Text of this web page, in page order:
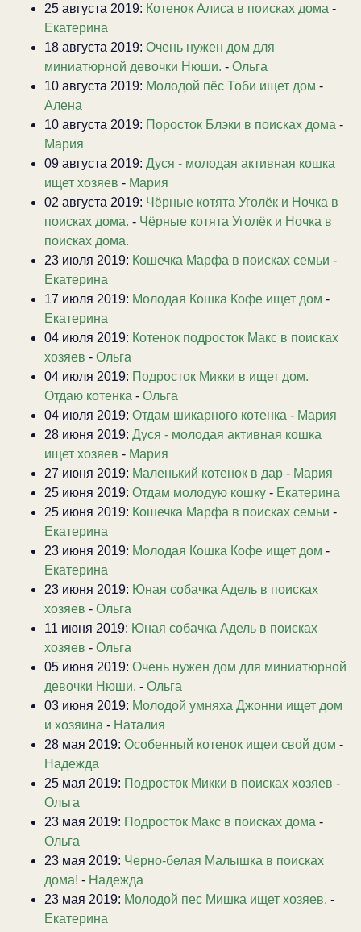
25 августа 2019: Котенок Алиса в поисках дома -
Екатерина
18 августа 2019: Очень нужен дом для
миниатюрной девочки Нюши. - Ольга
10 августа 2019: Молодой пёс Тоби ищет дом -
Алена
10 августа 2019: Поросток Блэки в поисках дома -
Мария
09 августа 2019: Дуся - молодая активная кошка
ищет хозяев - Мария
02 августа 2019: Чёрные котята Уголёк и Ночка в
поисках дома. - Чёрные котята Уголёк и Ночка в
поисках дома.
23 июля 2019: Кошечка Марфа в поисках семьи -
Екатерина
17 июля 2019: Молодая Кошка Кофе ищет дом -
Екатерина
04 июля 2019: Котенок подросток Макс в поисках
хозяев - Ольга
04 июля 2019: Подросток Микки в ищет дом.
Отдаю котенка - Ольга
04 июля 2019: Отдам шикарного котенка - Мария
28 июня 2019: Дуся - молодая активная кошка
ищет хозяев - Мария
27 июня 2019: Маленький котенок в дар - Мария
25 июня 2019: Отдам молодую кошку - Екатерина
25 июня 2019: Кошечка Марфа в поисках семьи -
Екатерина
23 июня 2019: Молодая Кошка Кофе ищет дом -
Екатерина
23 июня 2019: Юная собачка Адель в поисках
хозяев - Ольга
11 июня 2019: Юная собачка Адель в поисках
хозяев - Ольга
05 июня 2019: Очень нужен дом для миниатюрной
девочки Нюши. - Ольга
03 июня 2019: Молодой умняха Джонни ищет дом
и хозяина - Наталия
28 мая 2019: Особенный котенок ищеи свой дом -
Надежда
25 мая 2019: Подросток Микки в поисках хозяев -
Ольга
23 мая 2019: Подросток Макс в поисках дома -
Ольга
23 мая 2019: Черно-белая Малышка в поисках
дома! - Надежда
23 мая 2019: Молодой пес Мишка ищет хозяев. -
Екатерина